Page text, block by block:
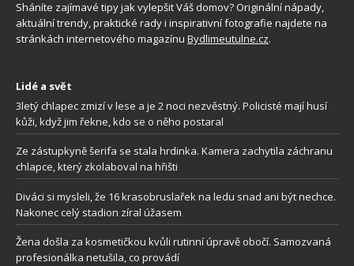
Sháníte zajímavé tipy jak vylepšit Váš domov? Originální nápady,
aktuální trendy, praktické rady i inspirativní fotografie najdete na
stránkách internetového magazínu Bydlimeutulne.cz.
Lidé a svět
3letý chlapec zmizí v lese a je 2 noci nezvěstný. Policisté mají husí
kůži, když jim řekne, kdo se o něho postaral
Ze zástupkyně šerifa se stala hrdinka. Kamera zachytila záchranu
chlapce, který zkolaboval na hřišti
Diváci si mysleli, že 16 krasobruslařek na ledu snad ani být nechce.
Nakonec celý stadion zíral úžasem
Žena došla za kosmetičkou kvůli rutinní úpravě obočí. Samozvaná
profesionálka netušila, co provádí